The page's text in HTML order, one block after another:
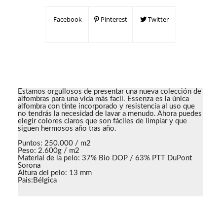
Facebook Pinterest Twitter
Estamos orgullosos de presentar una nueva colección de
alfombras para una vida más facil. Essenza es la única
alfombra con tinte incorporado y resistencia al uso que
no tendrás la necesidad de lavar a menudo. Ahora puedes
elegir colores claros que son fáciles de limpiar y que
siguen hermosos año tras año.
Puntos: 250.000 / m2
Peso: 2.600g / m2
Material de la pelo: 37% Bio DOP / 63% PTT DuPont
Sorona
Altura del pelo: 13 mm
Pais:Bélgica